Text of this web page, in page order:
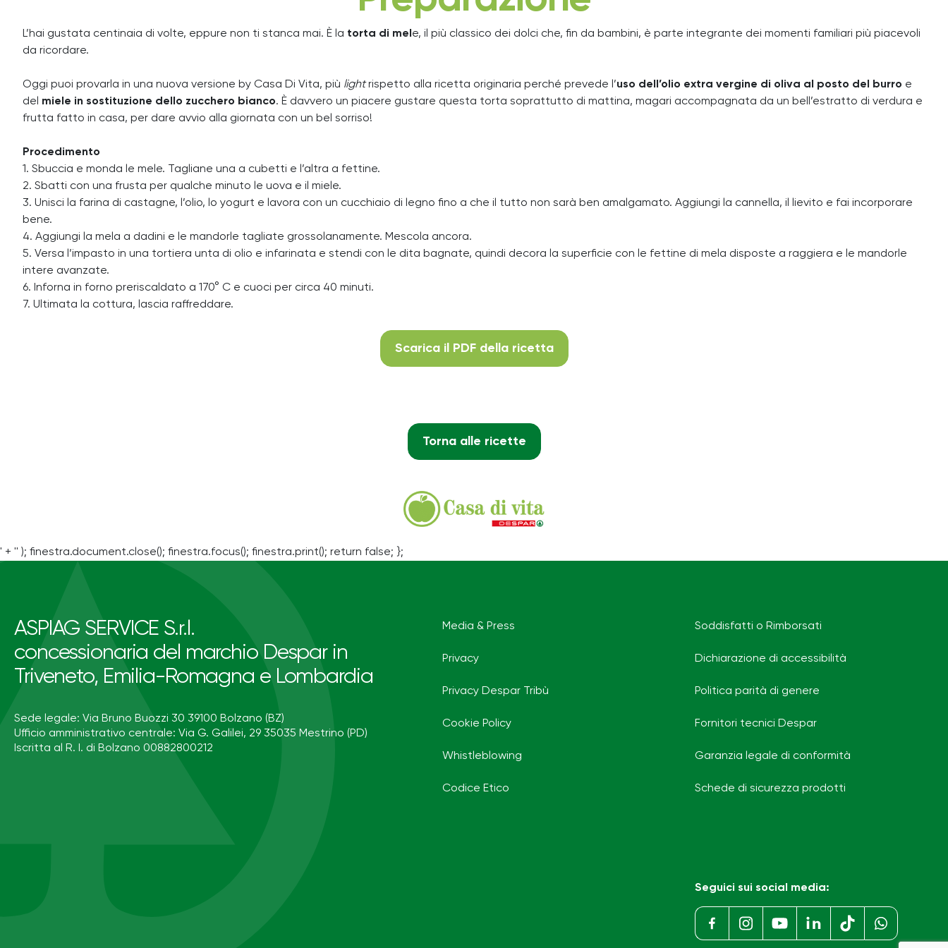
L’hai gustata centinaia di volte, eppure non ti stanca mai. È la torta di mel e, il più classico dei dolci che, fin da bambini, è parte integrante dei momenti familiari più piacevoli
da ricordare.
Oggi puoi provarla in una nuova versione by Casa Di Vita, più lightrispetto alla ricetta originaria perché prevede l’uso dell’olio extra vergine di oliva al posto del burro e
del miele in sostituzione dello zucchero bianco. È davvero un piacere gustare questa torta soprattutto di mattina, magari accompagnata da un bell’estratto di verdura e
frutta fatto in casa, per dare avvio alla giornata con un bel sorriso!
Procedimento
1. Sbuccia e monda le mele. Tagliane una a cubetti e l’altra a fettine.
2. Sbatti con una frusta per qualche minuto le uova e il miele.
3. Unisci la farina di castagne, l’olio, lo yogurt e lavora con un cucchiaio di legno fino a che il tutto non sarà ben amalgamato. Aggiungi la cannella, il lievito e fai incorporare
bene.
4. Aggiungi la mela a dadini e le mandorle tagliate grossolanamente. Mescola ancora.
5. Versa l’impasto in una tortiera unta di olio e infarinata e stendi con le dita bagnate, quindi decora la superficie con le fettine di mela disposte a raggiera e le mandorle
intere avanzate.
6. Inforna in forno preriscaldato a 170° C e cuoci per circa 40 minuti.
7. Ultimata la cottura, lascia raffreddare.
Scarica il PDF della ricetta
Torna alle ricette
' + '' ); finestra.document.close(); finestra.focus(); finestra.print(); return false; };
ASPIAG SERVICE S.r.l.
concessionaria del marchio Despar in
Triveneto, Emilia-Romagna e Lombardia
Sede legale: Via Bruno Buozzi 30 39100 Bolzano (BZ)
Ufficio amministrativo centrale: Via G. Galilei, 29 35035 Mestrino (PD)
Iscritta al R. I. di Bolzano 00882800212
Media & Press
Privacy
Privacy Despar Tribù
Cookie Policy
Whistleblowing
Codice Etico
Soddisfatti o Rimborsati
Dichiarazione di accessibilità
Politica parità di genere
Fornitori tecnici Despar
Garanzia legale di conformità
Schede di sicurezza prodotti
Seguici sui social media: